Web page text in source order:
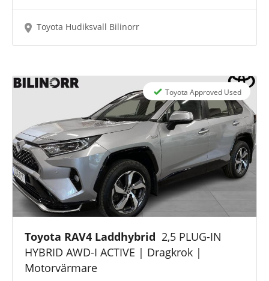
Toyota Hudiksvall Bilinorr
Toyota Approved Used
Toyota RAV4 Laddhybrid 2,5 PLUG-IN
HYBRID AWD-I ACTIVE | Dragkrok |
Motorvärmare